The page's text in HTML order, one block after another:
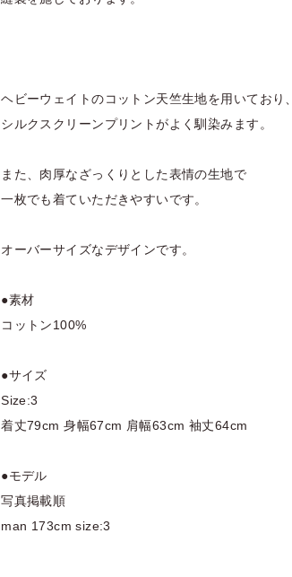
ヘビーウェイトのコットン天竺生地を用いており、
シルクスクリーンプリントがよく馴染みます。
また、肉厚なざっくりとした表情の生地で
一枚でも着ていただきやすいです。
オーバーサイズなデザインです。
●素材
コットン100%
●サイズ
Size:3
着丈79cm 身幅67cm 肩幅63cm 袖丈64cm
●モデル
写真掲載順
man 173cm size:3